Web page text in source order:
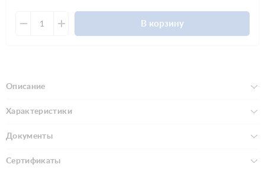
В корзину
Описание
Характеристики
Документы
Сертификаты